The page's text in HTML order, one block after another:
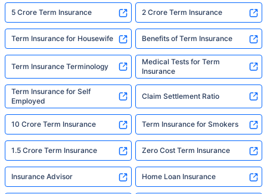
5 Crore Term Insurance 2 Crore Term Insurance
Term Insurance for Housewife Benefits of Term Insurance
Term Insurance Terminology
Medical Tests for Term
Insurance
Term Insurance for Self
Employed
Claim Settlement Ratio
10 Crore Term Insurance Term Insurance for Smokers
1.5 Crore Term Insurance Zero Cost Term Insurance
Insurance Advisor Home Loan Insurance